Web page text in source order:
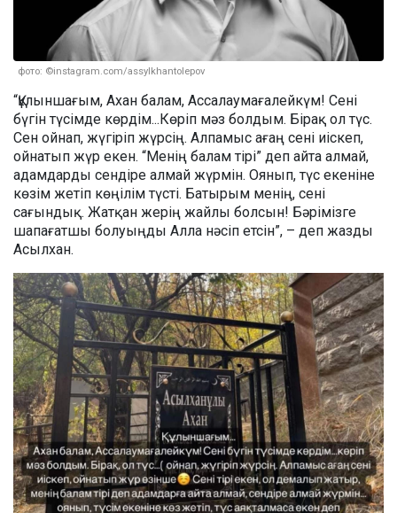
фото: ©instagram.com/assylkhantolepov
“Құлыншағым, Ахан балам, Ассалаумағалейкүм! Сені
бүгін түсімде көрдім...Көріп мәз болдым. Бірақ ол түс.
Сен ойнап, жүгіріп жүрсің. Алпамыс ағаң сені иіскеп,
ойнатып жүр екен. “Менің балам тірі” деп айта алмай,
адамдарды сендіре алмай жүрмін. Оянып, түс екеніне
көзім жетіп көңілім түсті. Батырым менің, сені
сағындық. Жатқан жерің жайлы болсын! Бәрімізге
шапағатшы болуыңды Алла нәсіп етсін”, – деп жазды
Асылхан.